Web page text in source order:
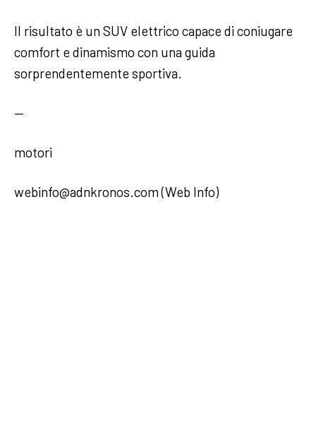
Il risultato è un SUV elettrico capace di coniugare
comfort e dinamismo con una guida
sorprendentemente sportiva.
—
motori
webinfo@adnkronos.com (Web Info)